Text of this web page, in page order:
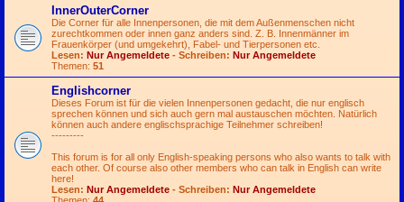
InnerOuterCorner
Die Corner für alle Innenpersonen, die mit dem Außenmenschen nicht
zurechtkommen oder innen ganz anders sind. Z. B. Innenmänner im
Frauenkörper (und umgekehrt), Fabel- und Tierpersonen etc.
Lesen: Nur Angemeldete - Schreiben: Nur Angemeldete
Themen: 51
Englishcorner
Dieses Forum ist für die vielen Innenpersonen gedacht, die nur englisch
sprechen können und sich auch gern mal austauschen möchten. Natürlich
können auch andere englischsprachige Teilnehmer schreiben!
---------
This forum is for all only English-speaking persons who also wants to talk with
each other. Of course also other members who can talk in English can write
here!
Lesen: Nur Angemeldete - Schreiben: Nur Angemeldete